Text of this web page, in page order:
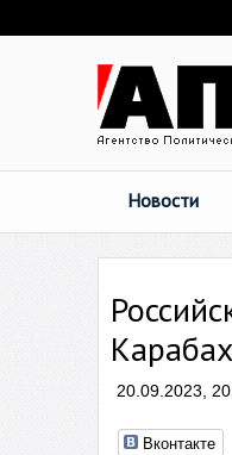
Новости
20.09.2023,
Вконтакте